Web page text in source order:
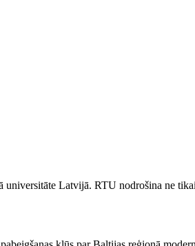
Latvijā. RTU nodrošina ne